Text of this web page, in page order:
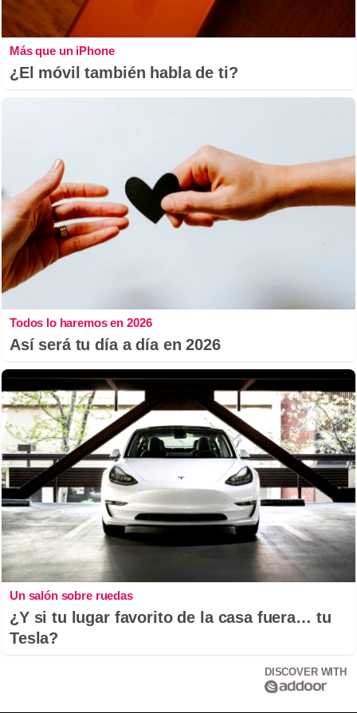
Más que un iPhone
¿El móvil también habla de ti?
Todos lo haremos en 2026
Así será tu día a día en 2026
Un salón sobre ruedas
¿Y si tu lugar favorito de la casa fuera… tu
Tesla?
DISCOVER WITH